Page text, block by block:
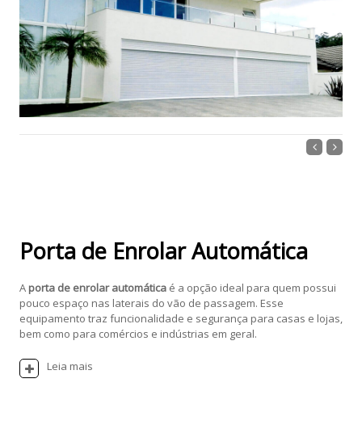
Porta de Enrolar Automática
A porta de enrolar automáticaé a opção ideal para quem possui
pouco espaço nas laterais do vão de passagem. Esse
equipamento traz funcionalidade e segurança para casas e lojas,
bem como para comércios e indústrias em geral.
Leia mais